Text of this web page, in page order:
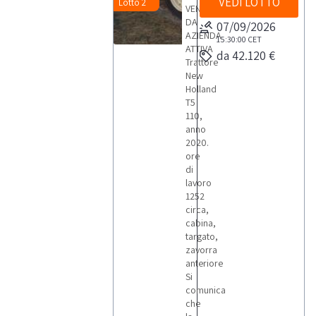
Lotto 2
VENDITA
DA
AZIENDA
ATTIVA
Trattore
New
Holland
T5
110,
anno
2020.
ore
di
lavoro
1252
circa,
cabina,
targato,
zavorra
anteriore
Si
comunica
che
07/09/2026
15:30:00 CET
da 42.120 €